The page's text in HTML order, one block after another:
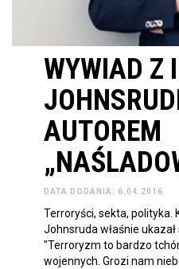
WYWIAD Z
AUTOREM
DATA DODANIA: 6.04.2016
Terroryści, sekta, polityka.
Johnsruda właśnie
"Terroryzm to bardzo
wojennych. Grozi nam